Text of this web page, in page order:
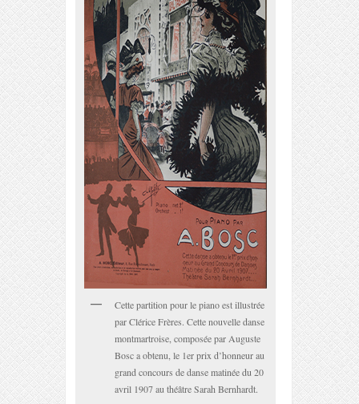
Cette partition pour le piano est illustrée
par Clérice Frères. Cette nouvelle danse
montmartroise, composée par Auguste
Bosc a obtenu, le 1er prix d’honneur au
grand concours de danse matinée du 20
avril 1907 au théâtre Sarah Bernhardt.